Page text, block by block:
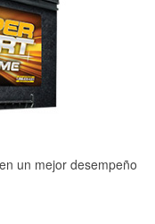
un mejor desempeño